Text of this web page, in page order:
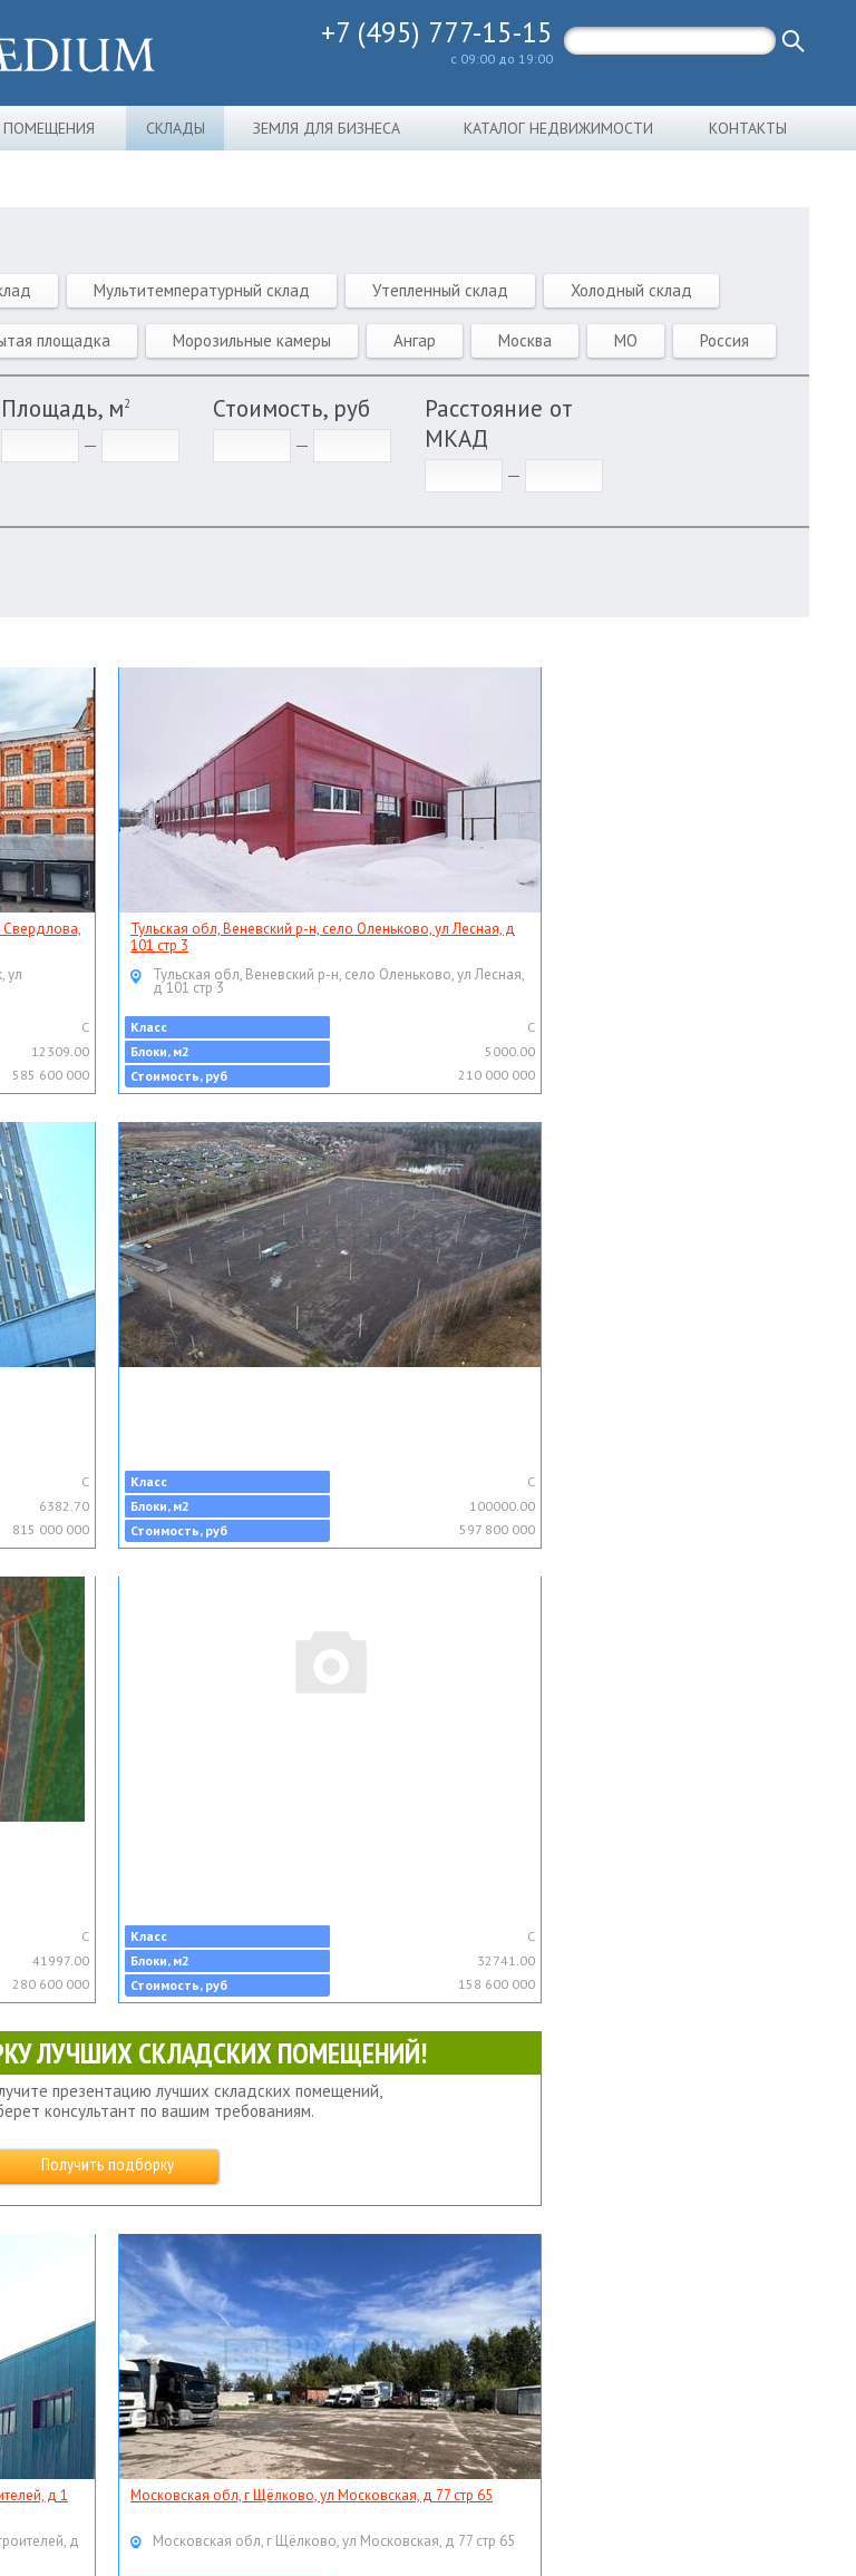
+7 (495) 777-15-15
с 09:00 до 19:00
ПОМЕЩЕНИЯ СКЛАДЫ ЗЕМЛЯ ДЛЯ БИЗНЕСА КАТАЛОГ НЕДВИЖИМОСТИ КОНТАКТЫ
Мультитемпературный склад Утепленный склад Холодный склад
площадка Морозильные камеры Ангар Москва МО Россия
Площадь, м2 Стоимость, руб
Расстояние от
МКАД
Свердлова,
ул
C
12309.00
585 600 000
Тульская обл, Веневский р-н, село Оленьково, ул Лесная, д
101 стр 3
Тульская обл, Веневский р-н, село Оленьково, ул Лесная,
д 101 стр 3
Класс
C
Блоки, м2
5000.00
Стоимость, руб
210 000 000
C
6382.70
815 000 000
Класс
C
Блоки, м2
100000.00
Стоимость, руб
597 800 000
C
41997.00
280 600 000
Класс
C
Блоки, м2
32741.00
Стоимость, руб
158 600 000
ЛУЧШИХ СКЛАДСКИХ ПОМЕЩЕНИЙ!
презентацию лучших складских помещений,
консультант по вашим требованиям.
Получить подборку
д 1
д
Московская обл, г Щёлково, ул Московская, д 77 стр 65
Московская обл, г Щёлково, ул Московская, д 77 стр 65